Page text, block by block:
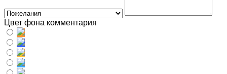
Цвет фона комментария